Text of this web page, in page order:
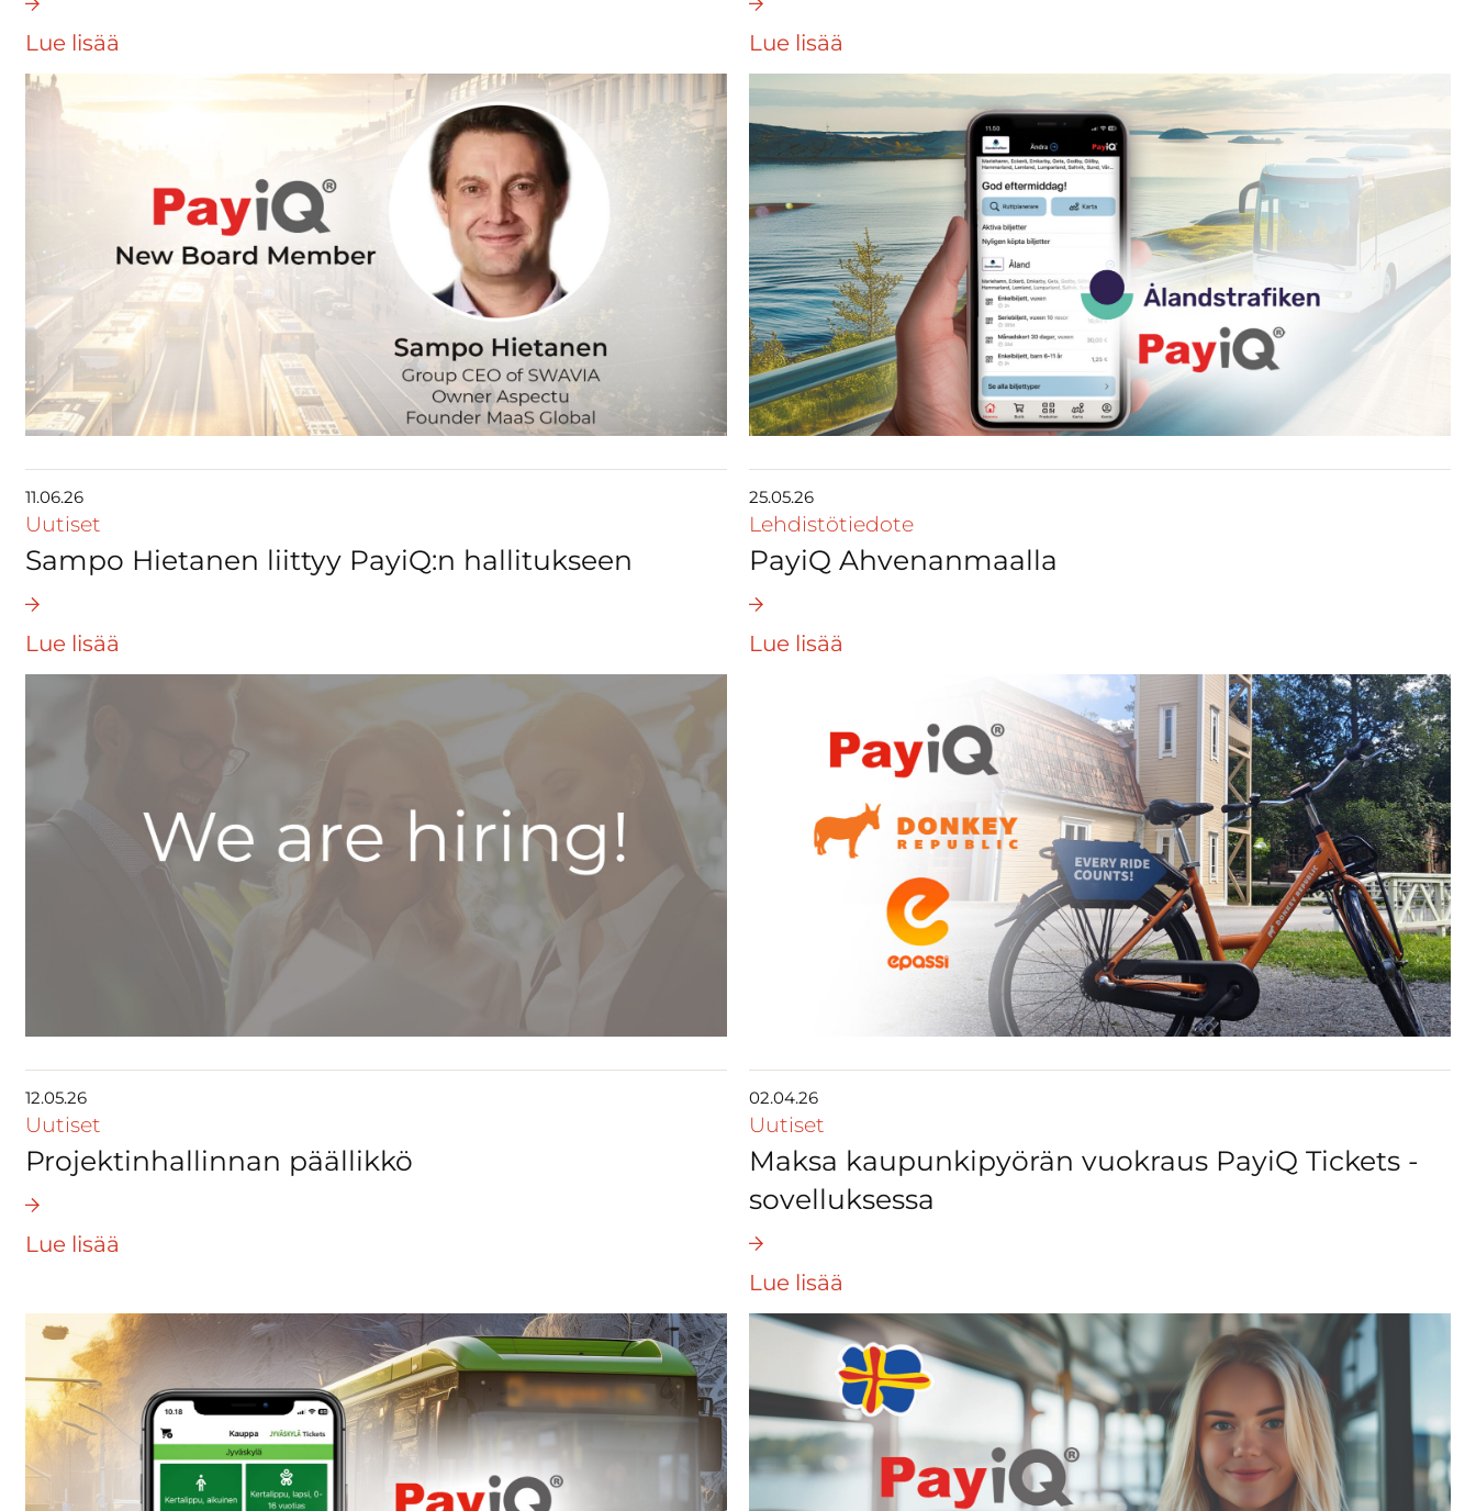
Lue lisää Lue lisää
11.06.26
Uutiset
Sampo Hietanen liittyy PayiQ:n hallitukseen
Lue lisää
25.05.26
Lehdistötiedote
PayiQ Ahvenanmaalla
Lue lisää
12.05.26
Uutiset
Projektinhallinnan päällikkö
Lue lisää
02.04.26
Uutiset
Maksa kaupunkipyörän vuokraus PayiQ Tickets -
sovelluksessa
Lue lisää